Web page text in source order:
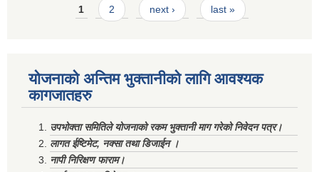
Pages1 2 next › last »
योजनाको अन्तिम भुक्तानीको लागि आवश्यक
कागजातहरु
उपभोक्ता समितिले योजनाको रकम भुक्तानी माग गरेको निवेदन पत्र।
लागत ईष्टिमेट, नक्सा तथा डिजाईन ।
नापी निरिक्षण फाराम।